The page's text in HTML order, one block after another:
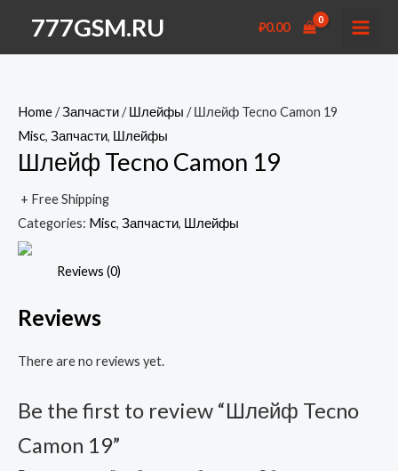
содержимому
777GSM.RU ₽0.00
Home/Запчасти/Шлейфы / Шлейф Tecno Camon 19
Misc, Запчасти, Шлейфы
Шлейф Tecno Camon 19
+ Free Shipping
Categories: Misc, Запчасти, Шлейфы
Reviews (0)
Reviews
There are no reviews yet.
Be the first to review “Шлейф Tecno
Camon 19”